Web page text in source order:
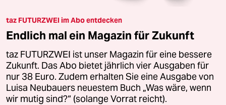
taz FUTURZWEI im Abo entdecken
Endlich mal ein Magazin für Zukunft
taz FUTURZWEI ist unser Magazin für eine bessere
Zukunft. Das Abo bietet jährlich vier Ausgaben für
nur 38 Euro. Zudem erhalten Sie eine Ausgabe von
Luisa Neubauers neuestem Buch „Was wäre, wenn
wir mutig sind?“ (solange Vorrat reicht).